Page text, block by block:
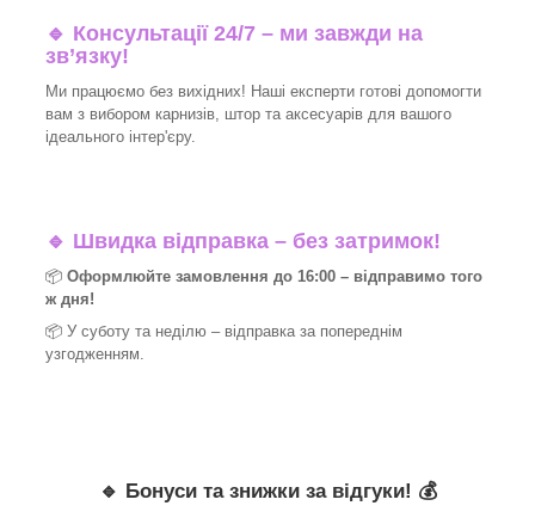
🔹 Консультації 24/7 – ми завжди на
зв’язку!
Ми працюємо без вихідних! Наші експерти готові допомогти
вам з вибором карнизів, штор та аксесуарів для вашого
ідеального інтер'єру.​
🔹 Швидка відправка – без затримок!
📦 Оформлюйте замовлення до 16:00 – відправимо того
ж дня!
📦 У суботу та неділю – відправка за попереднім
узгодженням.
🔹 Бонуси та знижки за відгуки! 💰